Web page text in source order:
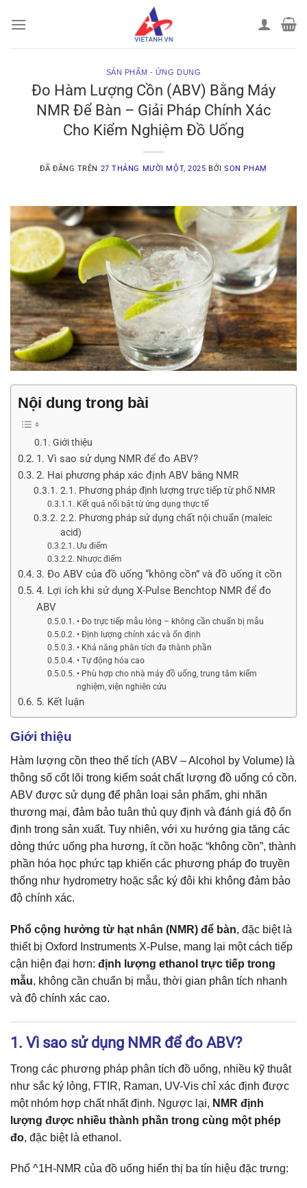
đến
SẢN PHẨM - ỨNG DỤNG
Đo Hàm Lượng Cồn (ABV) Bằng Máy
NMR Để Bàn – Giải Pháp Chính Xác
Cho Kiểm Nghiệm Đồ Uống
ĐÃ ĐĂNG TRÊN 27 THÁNG MƯỜI MỘT, 2025 BỞISON PHAM
Nội dung trong bài
Giới thiệu
1. Vì sao sử dụng NMR để đo ABV?
2. Hai phương pháp xác định ABV bằng NMR
2.1. Phương pháp định lượng trực tiếp từ phổ NMR
Kết quả nổi bật từ ứng dụng thực tế
2.2. Phương pháp sử dụng chất nội chuẩn (maleic
acid)
Ưu điểm
Nhược điểm
3. Đo ABV của đồ uống “không cồn” và đồ uống ít cồn
4. Lợi ích khi sử dụng X-Pulse Benchtop NMR để đo
ABV
• Đo trực tiếp mẫu lỏng – không cần chuẩn bị mẫu
• Định lượng chính xác và ổn định
• Khả năng phân tích đa thành phần
• Tự động hóa cao
• Phù hợp cho nhà máy đồ uống, trung tâm kiểm
nghiệm, viện nghiên cứu
5. Kết luận
Giới thiệu
Hàm lượng cồn theo thể tích (ABV – Alcohol by Volume) là
thông số cốt lõi trong kiểm soát chất lượng đồ uống có cồn.
ABV được sử dụng để phân loại sản phẩm, ghi nhãn
thương mại, đảm bảo tuân thủ quy định và đánh giá độ ổn
định trong sản xuất. Tuy nhiên, với xu hướng gia tăng các
dòng thức uống pha hương, ít cồn hoặc “không cồn”, thành
phần hóa học phức tạp khiến các phương pháp đo truyền
thống như hydrometry hoặc sắc ký đôi khi không đảm bảo
độ chính xác.
Phổ cộng hưởng từ hạt nhân (NMR) để bàn, đặc biệt là
thiết bị Oxford Instruments X-Pulse, mang lại một cách tiếp
cận hiện đại hơn: định lượng ethanol trực tiếp trong
mẫu, không cần chuẩn bị mẫu, thời gian phân tích nhanh
và độ chính xác cao.
1. Vì sao sử dụng NMR để đo ABV?
Trong các phương pháp phân tích đồ uống, nhiều kỹ thuật
như sắc ký lỏng, FTIR, Raman, UV-Vis chỉ xác định được
một nhóm hợp chất nhất định. Ngược lại, NMR định
lượng được nhiều thành phần trong cùng một phép
đo, đặc biệt là ethanol.
Phổ ^1H-NMR của đồ uống hiển thị ba tín hiệu đặc trưng: